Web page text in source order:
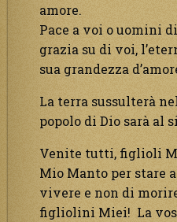
amore.
Pace a voi o uomini
grazia su di voi,
sua grandezza
La terra sussulterà
popolo di Dio sarà al
Venite tutti, figlioli
Mio Manto per stare
vivere e non di
figliolini Miei! La